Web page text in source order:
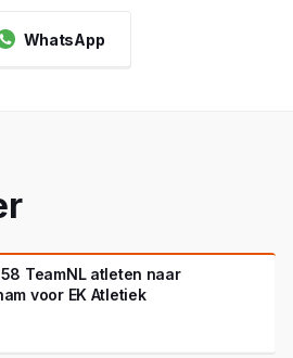
WhatsApp
TeamNL atleten naar
voor EK Atletiek